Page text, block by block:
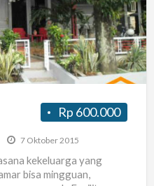
Rp 600.000
7 Oktober 2015
kekeluarga yang
bisa mingguan,